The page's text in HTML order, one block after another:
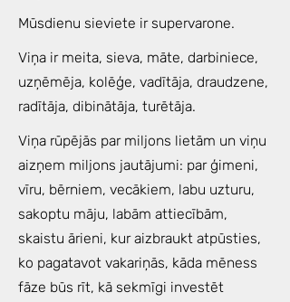
Mūsdienu sieviete ir supervarone.
Viņa ir meita, sieva, māte, darbiniece,
uzņēmēja, kolēģe, vadītāja, draudzene,
radītāja, dibinātāja, turētāja.
Viņa rūpējās par miljons lietām un viņu
aizņem miljons jautājumi: par ģimeni,
vīru, bērniem, vecākiem, labu uzturu,
sakoptu māju, labām attiecībām,
skaistu ārieni, kur aizbraukt atpūsties,
ko pagatavot vakariņās, kāda mēness
fāze būs rīt, kā sekmīgi investēt